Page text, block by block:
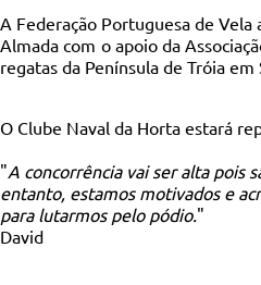
A Federação Portuguesa de
Almada com o apoio da
regatas da Península de Tróia em
O Clube Naval da Horta estará
"A concorrência vai ser alta pois
entanto, estamos motivados e
para lutarmos pelo pódio. "
David